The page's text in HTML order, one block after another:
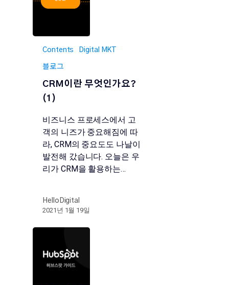
Contents Digital MKT
블로그
CRM이란 무엇인가요?
(1)
비즈니스 프로세스에서 고
객의 니즈가 중요해짐에 따
라, CRM의 중요도도 나날이
발전해 갔습니다. 오늘은 우
리가 CRM을 활용하는…
HelloDigital
2021년 1월 19일